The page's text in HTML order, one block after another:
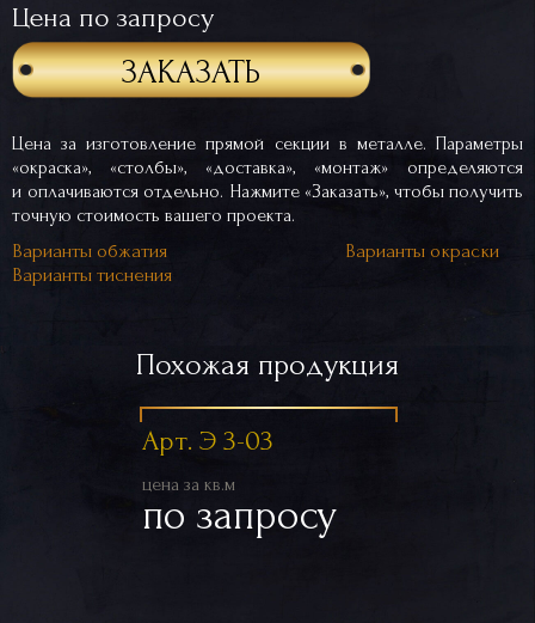
Цена по запросу
ЗАКАЗАТЬ
Цена за изготовление прямой секции в металле. Параметры
«окраска», «столбы», «доставка», «монтаж» определяются
и оплачиваются отдельно. Нажмите «Заказать», чтобы получить
точную стоимость вашего проекта.
Варианты обжатия
Варианты окраски
Варианты тиснения
Похожая продукция
Арт. Э 3-03
цена за кв.м
по запросу